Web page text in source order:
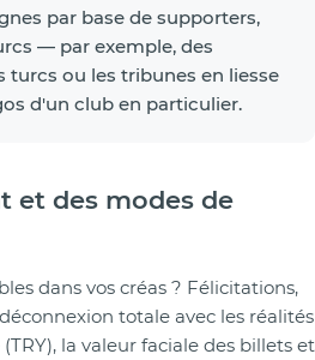
par base de supporters,
— par exemple, des
ou les tribunes en liesse
d'un club en particulier.
et des modes de
dans vos créas ? Félicitations,
totale avec les réalités
la valeur faciale des billets et